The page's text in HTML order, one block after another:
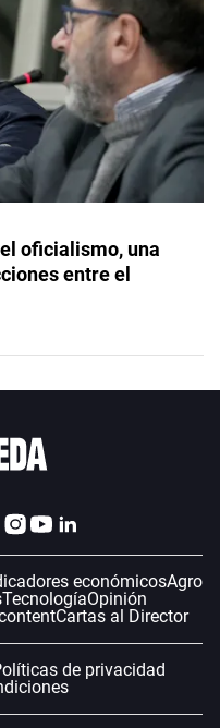
oficialismo, una
entre el
económicosAgro
TecnologíaOpinión
Cartas al Director
de privacidad